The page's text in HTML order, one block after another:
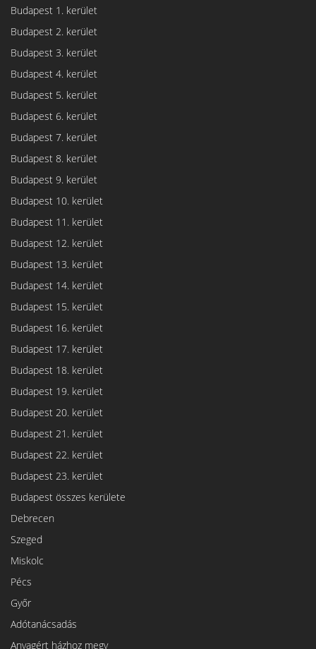
Budapest 1. kerület
Budapest 2. kerület
Budapest 3. kerület
Budapest 4. kerület
Budapest 5. kerület
Budapest 6. kerület
Budapest 7. kerület
Budapest 8. kerület
Budapest 9. kerület
Budapest 10. kerület
Budapest 11. kerület
Budapest 12. kerület
Budapest 13. kerület
Budapest 14. kerület
Budapest 15. kerület
Budapest 16. kerület
Budapest 17. kerület
Budapest 18. kerület
Budapest 19. kerület
Budapest 20. kerület
Budapest 21. kerület
Budapest 22. kerület
Budapest 23. kerület
Budapest összes kerülete
Debrecen
Szeged
Miskolc
Pécs
Győr
Adótanácsadás
Anyagért házhoz megy